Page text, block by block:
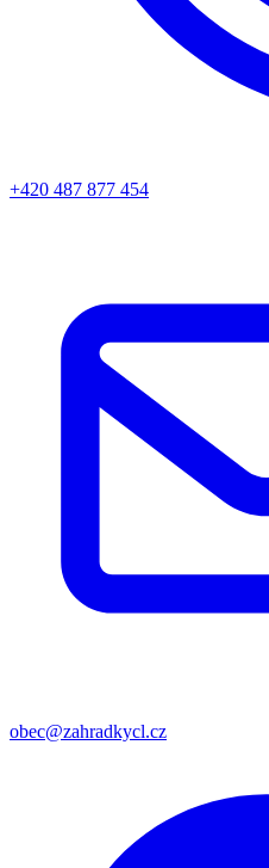
+420 487 877 454
obec@zahradkycl.cz